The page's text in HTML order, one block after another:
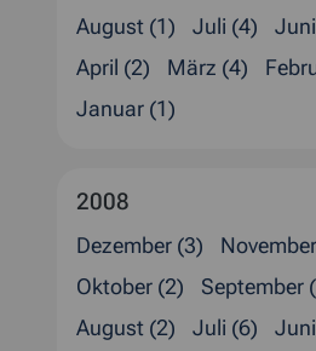
August (1)
Juli (4)
April (2)
März (4)
Januar (1)
2008
Dezember (3)
Oktober (2)
September
August (2)
Juli (6)